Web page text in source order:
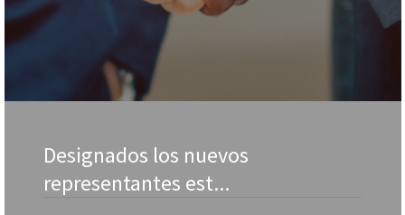
Designados los nuevos
representantes est...